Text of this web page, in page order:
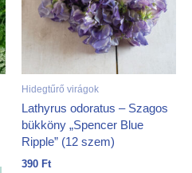
Hidegtűrő virágok
Lathyrus odoratus – Szagos
bükköny „Spencer Blue
Ripple” (12 szem)
390 Ft